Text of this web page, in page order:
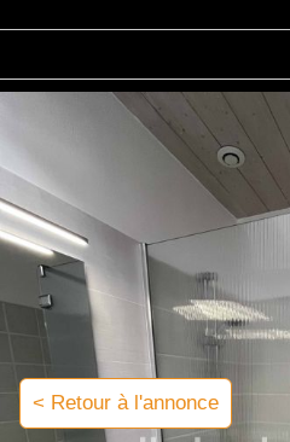
< Retour à l'annonce